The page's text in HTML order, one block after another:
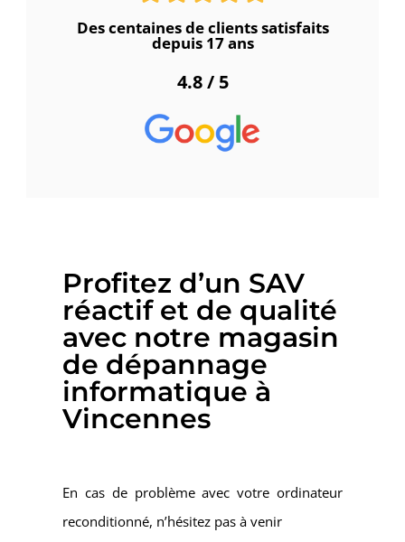
Des centaines de clients satisfaits
depuis 17 ans
4.8 / 5
Profitez d’un SAV
réactif et de qualité
avec notre magasin
de dépannage
informatique à
Vincennes
En cas de problème avec votre ordinateur
reconditionné, n’hésitez pas à venir